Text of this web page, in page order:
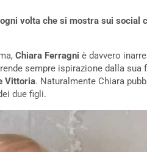
volta che si mostra sui social
Chiara Ferragni è davvero
sempre ispirazione dalla
Vittoria. Naturalmente Chiara
due figli.